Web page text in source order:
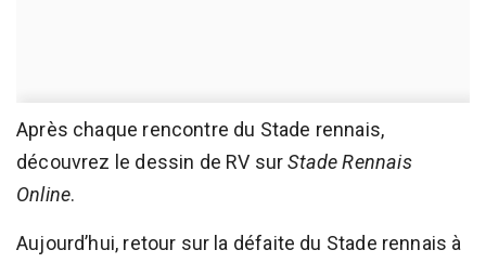
Après chaque rencontre du Stade rennais,
découvrez le dessin de RV surStade Rennais
Online.
Aujourd’hui, retour sur la défaite du Stade rennais à